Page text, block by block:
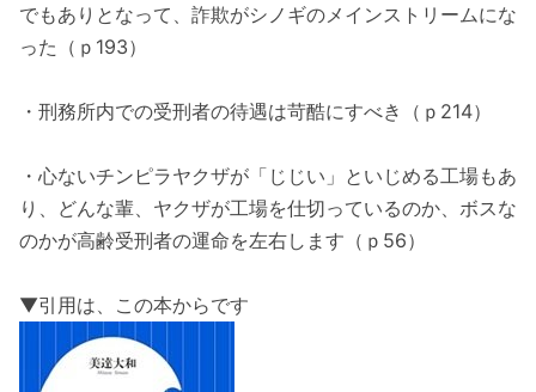
でもありとなって、詐欺がシノギのメインストリームにな
った（ｐ193）
・刑務所内での受刑者の待遇は苛酷にすべき（ｐ214）
・心ないチンピラヤクザが「じじい」といじめる工場もあ
り、どんな輩、ヤクザが工場を仕切っているのか、ボスな
のかが高齢受刑者の運命を左右します（ｐ56）
▼引用は、この本からです